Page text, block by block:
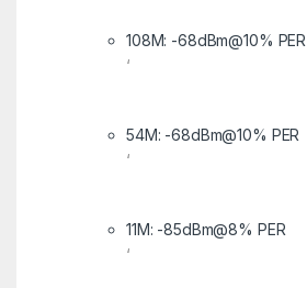
108M: -68dBm@10% PER
‘
54M: -68dBm@10% PER
‘
11M: -85dBm@8% PER
‘